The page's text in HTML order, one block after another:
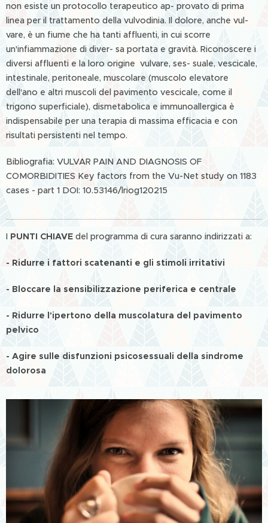
non esiste un protocollo terapeutico ap- provato di prima
linea per il trattamento della vulvodinia. Il dolore, anche vul-
vare, è un fiume che ha tanti affluenti, in cui scorre
un'infiammazione di diver- sa portata e gravità. Riconoscere i
diversi affluenti e la loro origine vulvare, ses- suale, vescicale,
intestinale, peritoneale, muscolare (muscolo elevatore
dell'ano e altri muscoli del pavimento vescicale, come il
trigono superficiale), dismetabolica e immunoallergica è
indispensabile per una terapia di massima efficacia e con
risultati persistenti nel tempo.
Bibliografia: VULVAR PAIN AND DIAGNOSIS OF
COMORBIDITIES Key factors from the Vu-Net study on 1183
cases - part 1 DOI: 10.53146/lriog120215
I PUNTI CHIAVE del programma di cura saranno indirizzati a:
- Ridurre i fattori scatenanti e gli stimoli irritativi
- Bloccare la sensibilizzazione periferica e centrale
- Ridurre l'ipertono della muscolatura del pavimento
pelvico
- Agire sulle disfunzioni psicosessuali della sindrome
dolorosa